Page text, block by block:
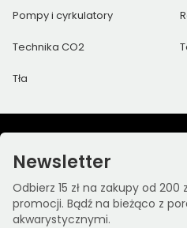
Pompy i cyrkulatory
Technika CO2
Tła
Newsletter
Odbierz 15 zł na zakupy od 200
promocji. Bądź na bieżąco z
akwarystycznymi.